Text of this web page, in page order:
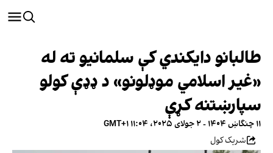
طالبانو دایکندي کې سلمانیو ته له
«غیر اسلامي موډلونو» د ډډې کولو
سپارښتنه کړې
۱۱ چنگاښ ۱۴۰۴ - ۲ جولای ۲۰۲۵، ۱۱:۰۴ GMT+۱
شریک کول